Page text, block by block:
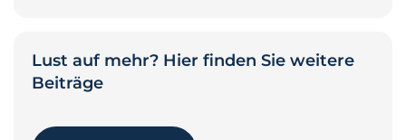
Lust auf mehr? Hier finden Sie weitere
Beiträge